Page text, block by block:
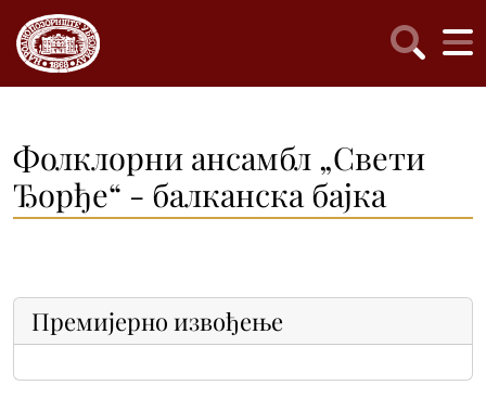
Фолклорни ансамбл „Свети
Ђорђе“ - балканска бајка
Премијерно извођење